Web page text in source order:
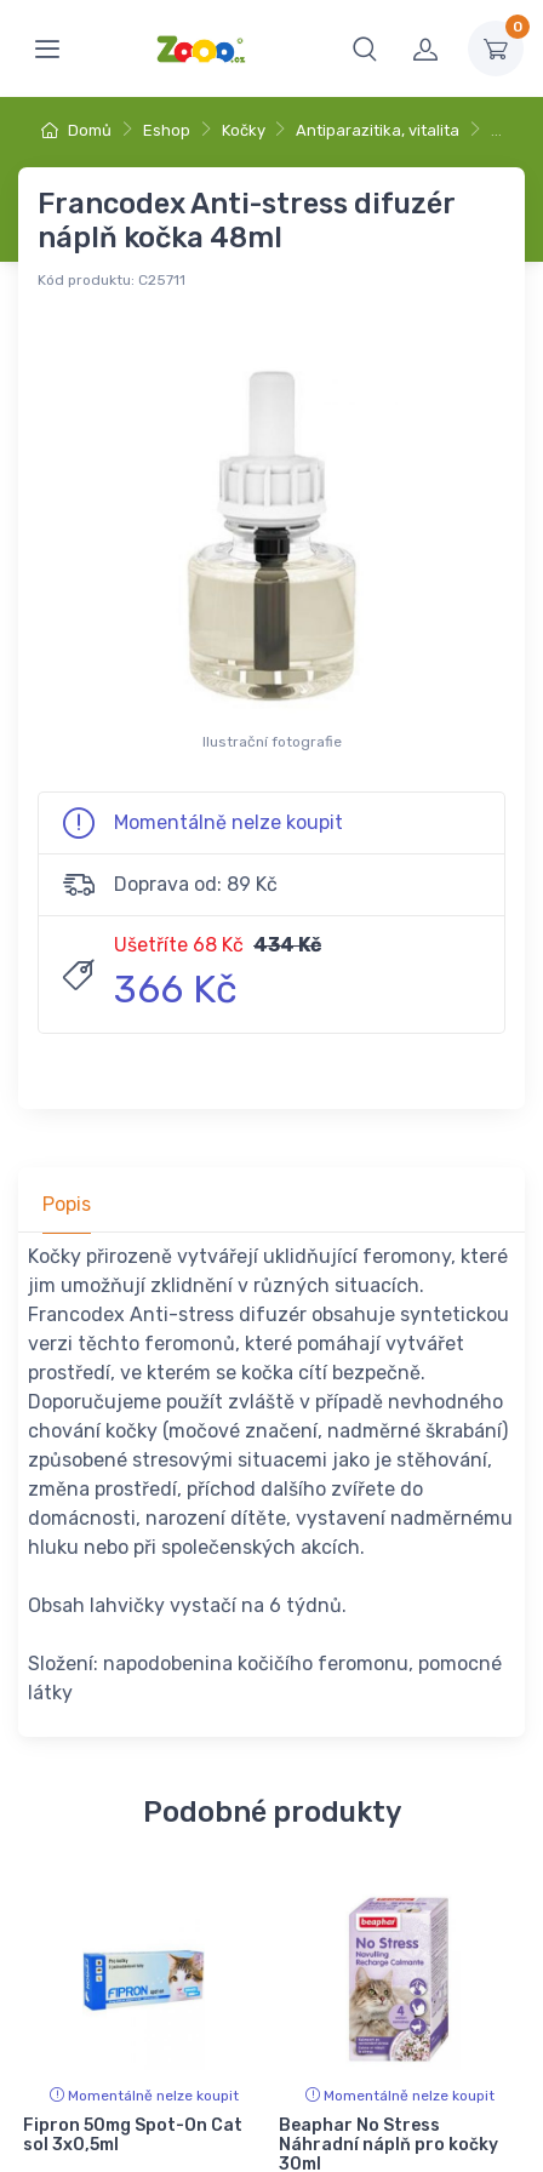
0
Domů Eshop Kočky Antiparazitika, vitalita …
Francodex Anti-stress difuzér
náplň kočka 48ml
Kód produktu: C25711
Ilustrační fotografie
Momentálně nelze koupit
Doprava od: 89 Kč
Ušetříte 68 Kč 434 Kč
366 Kč
Popis
Kočky přirozeně vytvářejí uklidňující feromony, které
jim umožňují zklidnění v různých situacích.
Francodex Anti-stress difuzér obsahuje syntetickou
verzi těchto feromonů, které pomáhají vytvářet
prostředí, ve kterém se kočka cítí bezpečně.
Doporučujeme použít zvláště v případě nevhodného
chování kočky (močové značení, nadměrné škrabání)
způsobené stresovými situacemi jako je stěhování,
změna prostředí, příchod dalšího zvířete do
domácnosti, narození dítěte, vystavení nadměrnému
hluku nebo při společenských akcích.
Obsah lahvičky vystačí na 6 týdnů.
Složení: napodobenina kočičího feromonu, pomocné
látky
Podobné produkty
Momentálně nelze koupit
Fipron 50mg Spot-On Cat
sol 3x0,5ml
Momentálně nelze koupit
Beaphar No Stress
Náhradní náplň pro kočky
30ml